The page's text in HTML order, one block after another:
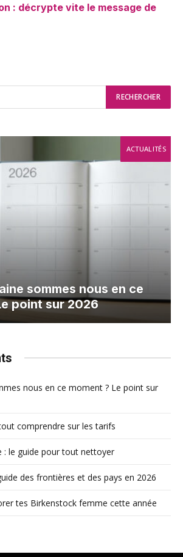
: décrypte vite le message de
ACTUALITÉS
sommes nous en ce
point sur 2026
nous en ce moment ? Le point sur
comprendre sur les tarifs
: le guide pour tout nettoyer
des frontières et des pays en 2026
tes Birkenstock femme cette année